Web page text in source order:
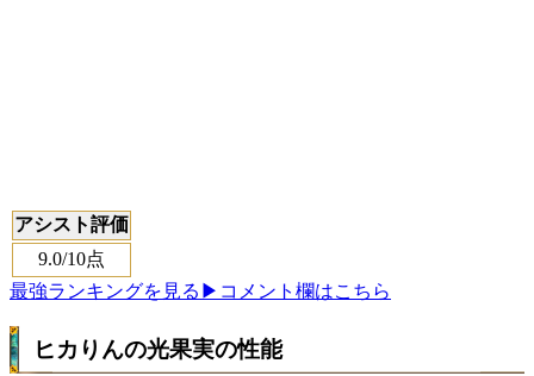
アシスト評価
9.0/10点
最強ランキングを見る ▶コメント欄はこちら
ヒカりんの光果実の性能